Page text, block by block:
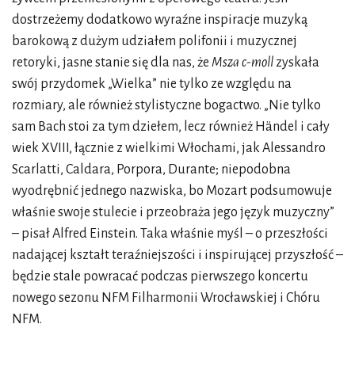
dostrzeżemy dodatkowo wyraźne inspiracje muzyką
barokową z dużym udziałem polifonii i muzycznej
retoryki, jasne stanie się dla nas, że Msza c-moll zyskała
swój przydomek „Wielka” nie tylko ze względu na
rozmiary, ale również stylistyczne bogactwo. „Nie tylko
sam Bach stoi za tym dziełem, lecz również Händel i cały
wiek XVIII, łącznie z wielkimi Włochami, jak Alessandro
Scarlatti, Caldara, Porpora, Durante; niepodobna
wyodrębnić jednego nazwiska, bo Mozart podsumowuje
właśnie swoje stulecie i przeobraża jego język muzyczny”
– pisał Alfred Einstein. Taka właśnie myśl – o przeszłości
nadającej kształt teraźniejszości i inspirującej przyszłość –
będzie stale powracać podczas pierwszego koncertu
nowego sezonu NFM Filharmonii Wrocławskiej i Chóru
NFM.